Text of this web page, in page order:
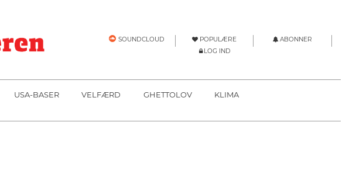
SOUNDCLOUD POPULÆRE
ABONNER
LOG IND
USA-BASER VELFÆRD GHETTOLOV
KLIMA